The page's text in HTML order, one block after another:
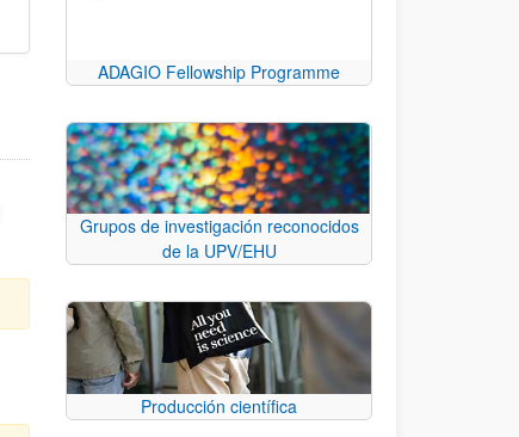
ADAGIO Fellowship Programme
Grupos de investigación reconocidos
de la UPV/EHU
Producción científica